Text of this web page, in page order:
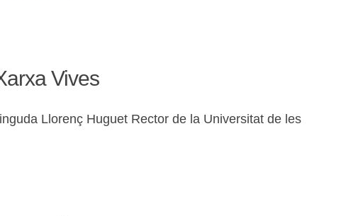
Vives
Llorenç Huguet Rector de la Universitat de les